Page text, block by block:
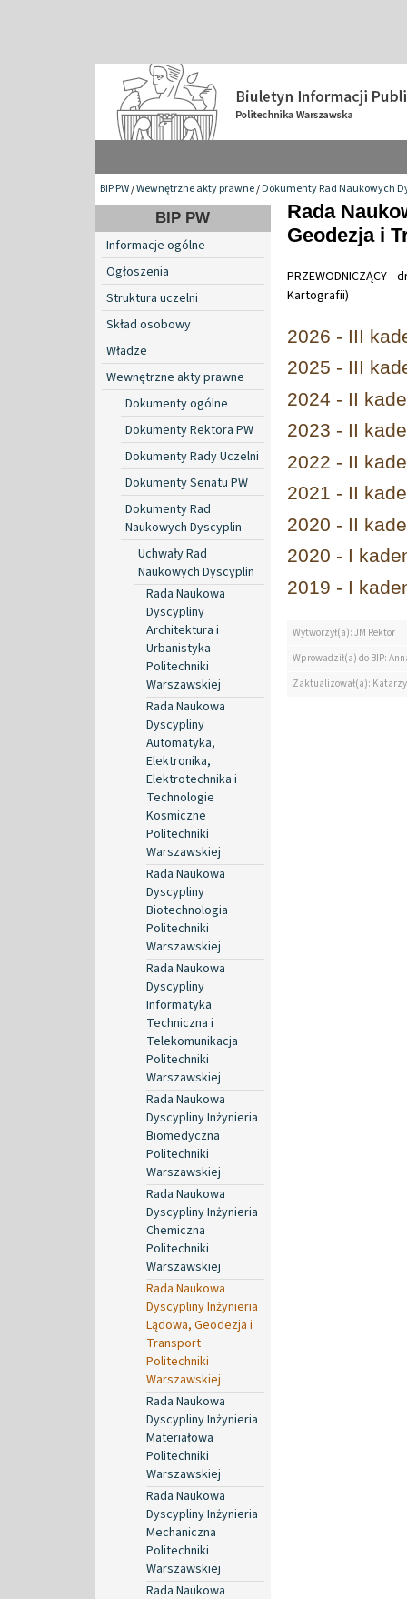
BIP PW/Wewnętrzne akty prawne/Dokumenty Rad Naukowych
BIP PW
Informacje ogólne
Ogłoszenia
Struktura uczelni
Skład osobowy
Władze
Wewnętrzne akty prawne
Dokumenty ogólne
Dokumenty Rektora PW
Dokumenty Rady Uczelni
Dokumenty Senatu PW
Dokumenty Rad
Naukowych Dyscyplin
Uchwały Rad
Naukowych Dyscyplin
Rada Naukowa
Dyscypliny
Architektura i
Urbanistyka
Politechniki
Warszawskiej
Rada Naukowa
Dyscypliny
Automatyka,
Elektronika,
Elektrotechnika i
Technologie
Kosmiczne
Politechniki
Warszawskiej
Rada Naukowa
Dyscypliny
Biotechnologia
Politechniki
Warszawskiej
Rada Naukowa
Dyscypliny
Informatyka
Techniczna i
Telekomunikacja
Politechniki
Warszawskiej
Rada Naukowa
Dyscypliny Inżynieria
Biomedyczna
Politechniki
Warszawskiej
Rada Naukowa
Dyscypliny Inżynieria
Chemiczna
Politechniki
Warszawskiej
Rada Naukowa
Dyscypliny Inżynieria
Lądowa, Geodezja i
Transport
Politechniki
Warszawskiej
Rada Naukowa
Dyscypliny Inżynieria
Materiałowa
Politechniki
Warszawskiej
Rada Naukowa
Dyscypliny Inżynieria
Mechaniczna
Politechniki
Warszawskiej
Rada Naukowa
Rada
Geodezja i
PRZEWODNICZĄCY
Kartografii)
2026 - III
2025 - III
2024 - II
2023 - II
2022 - II
2021 - II
2020 - II
2020 - I
2019 - I
Wytworzył(a): JM Rektor
Wprowadził(a) do BIP:
Zaktualizował(a):